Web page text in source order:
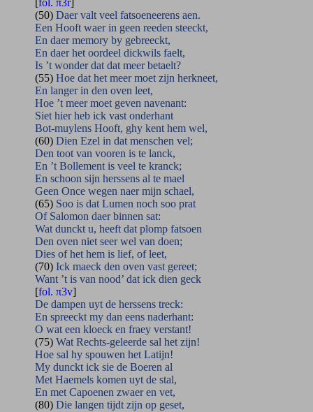
[fol. π3r]
(50) Daer valt veel fatsoeneerens aen.
Een Hooft waer in geen reeden steeckt,
En daer memory by gebreeckt,
En daer het oordeel dickwils faelt,
Is ’t wonder dat dat meer betaelt?
(55) Hoe dat het meer moet zijn herkneet,
En langer in den oven leet,
Hoe ’t meer moet geven navenant:
Siet hier heb ick vast onderhant
Bot-muylens Hooft, ghy kent hem wel,
(60) Dien Ezel in dat menschen vel;
Den toot van vooren is te lanck,
En ’t Bollement is veel te kranck;
En schoon sijn herssens al te mael
Geen Once wegen naer mijn schael,
(65) Soo is dat Lumen noch soo prat
Of Salomon daer binnen sat:
Wat dunckt u, heeft dat plomp fatsoen
Den oven niet seer wel van doen;
Dies of het hem is lief, of leet,
(70) Ick maeck den oven vast gereet;
Want ’t is van nood’ dat ick dien geck
[fol. π3v]
De dampen uyt de herssens treck:
En spreeckt my dan eens naderhant:
O wat een kloeck en fraey verstant!
(75) Wat Rechts-geleerde sal het zijn!
Hoe sal hy spouwen het Latijn!
My dunckt ick sie de Boeren al
Met Haemels komen uyt de stal,
En met Capoenen zwaer en vet,
(80) Die langen tijdt zijn op geset,